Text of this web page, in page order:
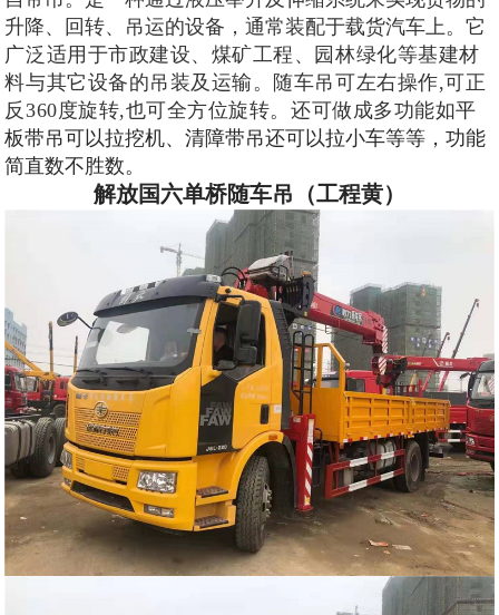
升降、回转、吊运的设备，通常装配于载货汽车上。它
广泛适用于市政建设、煤矿工程、园林绿化等基建材
料与其它设备的吊装及运输。随车吊可左右操作,可正
反360度旋转,也可全方位旋转。还可做成多功能如平
板带吊可以拉挖机、清障带吊还可以拉小车等等，功能
简直数不胜数。
解放国六单桥随车吊（工程黄）